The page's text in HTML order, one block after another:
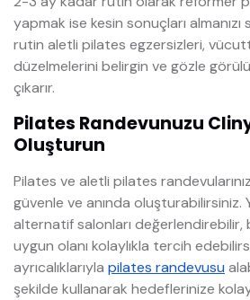
yapmak ise kesin sonuçları almanızı
rutin aletli pilates egzersizleri,
düzelmelerini belirgin ve gözle
çıkarır.
Pilates Randevunuzu
Oluşturun
Pilates ve aletli pilates
güvenle ve anında oluşturabilirsiniz.
alternatif salonları değerlendirebilir,
uygun olanı kolaylıkla tercih
ayrıcalıklarıyla pilates randevusu
şekilde kullanarak hedeflerinize